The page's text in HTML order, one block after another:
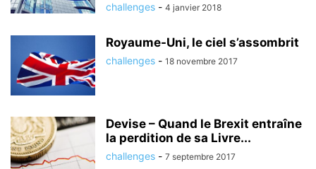
challenges - 4 janvier 2018
Royaume-Uni, le ciel s’assombrit
challenges - 18 novembre 2017
Devise – Quand le Brexit entraîne
la perdition de sa Livre...
challenges - 7 septembre 2017